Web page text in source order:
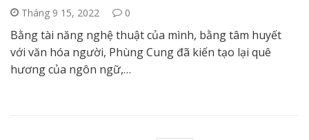
Tháng 9 15, 2022 0
Bằng tài năng nghệ thuật của mình, bằng tâm huyết
với văn hóa người, Phùng Cung đã kiến tạo lại quê
hương của ngôn ngữ,…